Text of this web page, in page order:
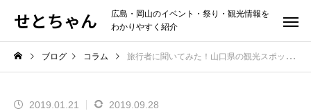
せとちゃん
広島・岡山のイベント・祭り・観光情報を
わかりやすく紹介
ブログ コラム 旅行者に聞いてみた！山口県の観光スポットの口コミ
2019.01.21 2019.09.28